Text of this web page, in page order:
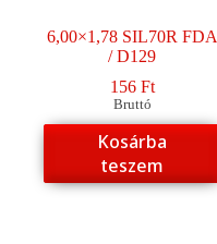
6,00×1,78 SIL70R FDA
/ D129
156 Ft
Bruttó
Kosárba
teszem